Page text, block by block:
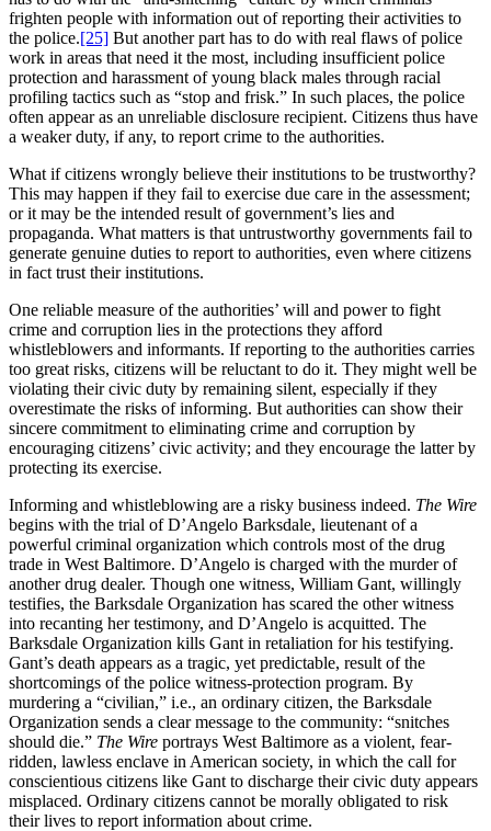
frighten people with information out of reporting their activities to
the police.[25] But another part has to do with real flaws of police
work in areas that need it the most, including insufficient police
protection and harassment of young black males through racial
profiling tactics such as “stop and frisk.” In such places, the police
often appear as an unreliable disclosure recipient. Citizens thus have
a weaker duty, if any, to report crime to the authorities.
What if citizens wrongly believe their institutions to be trustworthy?
This may happen if they fail to exercise due care in the assessment;
or it may be the intended result of government’s lies and
propaganda. What matters is that untrustworthy governments fail to
generate genuine duties to report to authorities, even where citizens
in fact trust their institutions.
One reliable measure of the authorities’ will and power to fight
crime and corruption lies in the protections they afford
whistleblowers and informants. If reporting to the authorities carries
too great risks, citizens will be reluctant to do it. They might well be
violating their civic duty by remaining silent, especially if they
overestimate the risks of informing. But authorities can show their
sincere commitment to eliminating crime and corruption by
encouraging citizens’ civic activity; and they encourage the latter by
protecting its exercise.
Informing and whistleblowing are a risky business indeed. The Wire
begins with the trial of D’Angelo Barksdale, lieutenant of a
powerful criminal organization which controls most of the drug
trade in West Baltimore. D’Angelo is charged with the murder of
another drug dealer. Though one witness, William Gant, willingly
testifies, the Barksdale Organization has scared the other witness
into recanting her testimony, and D’Angelo is acquitted. The
Barksdale Organization kills Gant in retaliation for his testifying.
Gant’s death appears as a tragic, yet predictable, result of the
shortcomings of the police witness-protection program. By
murdering a “civilian,” i.e., an ordinary citizen, the Barksdale
Organization sends a clear message to the community: “snitches
should die.” The Wire portrays West Baltimore as a violent, fear-
ridden, lawless enclave in American society, in which the call for
conscientious citizens like Gant to discharge their civic duty appears
misplaced. Ordinary citizens cannot be morally obligated to risk
their lives to report information about crime.